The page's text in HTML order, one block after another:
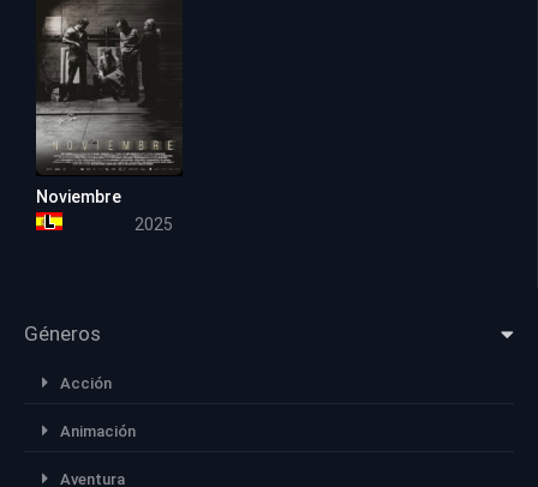
Noviembre
2025
Géneros
Acción
Animación
Aventura